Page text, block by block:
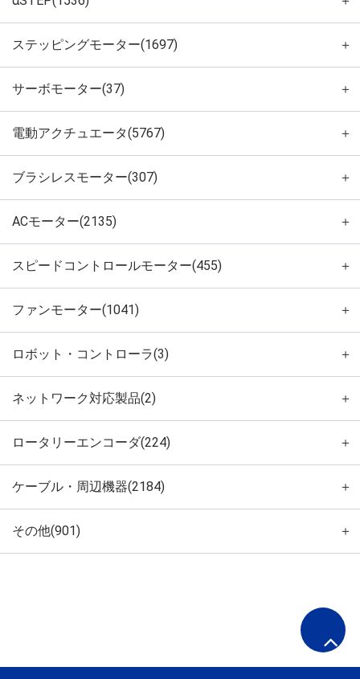
ステッピングモーター(1697) ＋
サーボモーター(37) ＋
電動アクチュエータ(5767) ＋
ブラシレスモーター(307) ＋
ACモーター(2135) ＋
スピードコントロールモーター(455) ＋
ファンモーター(1041) ＋
ロボット・コントローラ(3) ＋
ネットワーク対応製品(2) ＋
ロータリーエンコーダ(224) ＋
ケーブル・周辺機器(2184) ＋
その他(901) ＋